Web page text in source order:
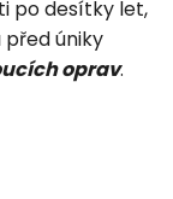
po desítky let,
úniky
oprav.